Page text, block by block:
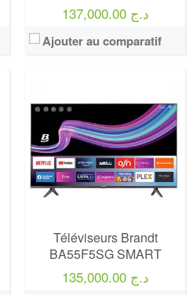
137,000.00 د.ج
Ajouter au comparatif
Téléviseurs Brandt
BA55F5SG SMART
135,000.00 د.ج